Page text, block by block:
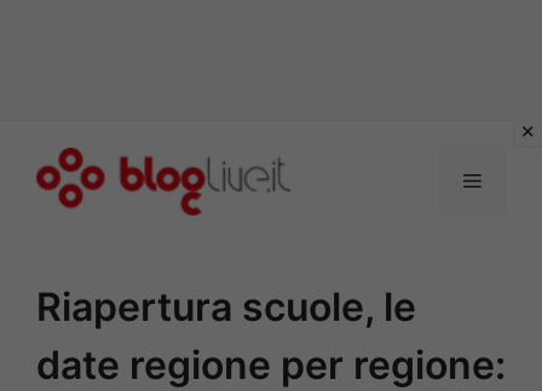
Menu
Riapertura scuole, le
date regione per regione: